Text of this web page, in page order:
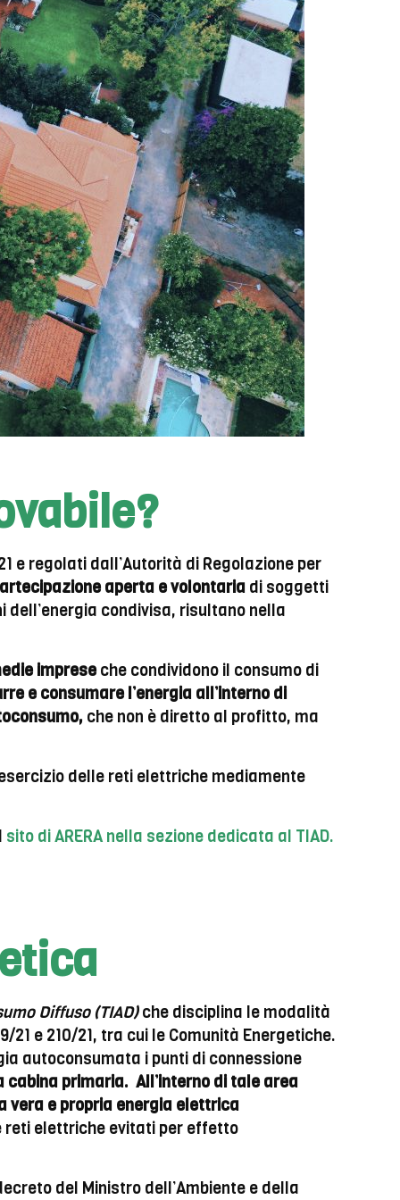
e regolati dall’Autorità di Regolazione per
aperta e volontaria di soggetti
condivisa, risultano nella
impreseche condividono il consumo di
e consumare l’energia all’interno di
che non è diretto al profitto, ma
delle reti elettriche mediamente
sito di ARERA nella sezione dedicata al TIAD.
Diffuso (TIAD)che disciplina le modalità
e 210/21, tra cui le Comunità Energetiche.
autoconsumata i punti di connessione
cabina primaria. All’interno di tale area
vera e propria energia elettrica
reti elettriche evitati per effetto
del Ministro dell’Ambiente e della